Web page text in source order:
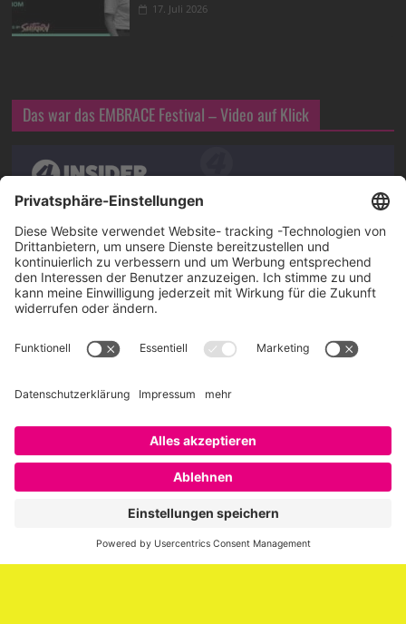
17. Juli 2026
Das war das EMBRACE Festival – Video auf Klick
Über SAATKORN
SAATKORN ist der Blog von Gero Hesse. Seit 2009 schreibt
er über die Themen Employer Branding,